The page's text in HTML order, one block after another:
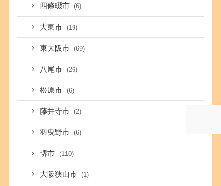
四條畷市 (6)
大東市 (19)
東大阪市 (69)
八尾市 (26)
松原市 (6)
藤井寺市 (2)
羽曳野市 (6)
堺市 (110)
大阪狭山市 (1)